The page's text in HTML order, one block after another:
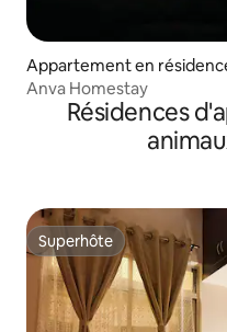
Appartement en
Anva Homestay
Résidences
Superhôte
Superhôte